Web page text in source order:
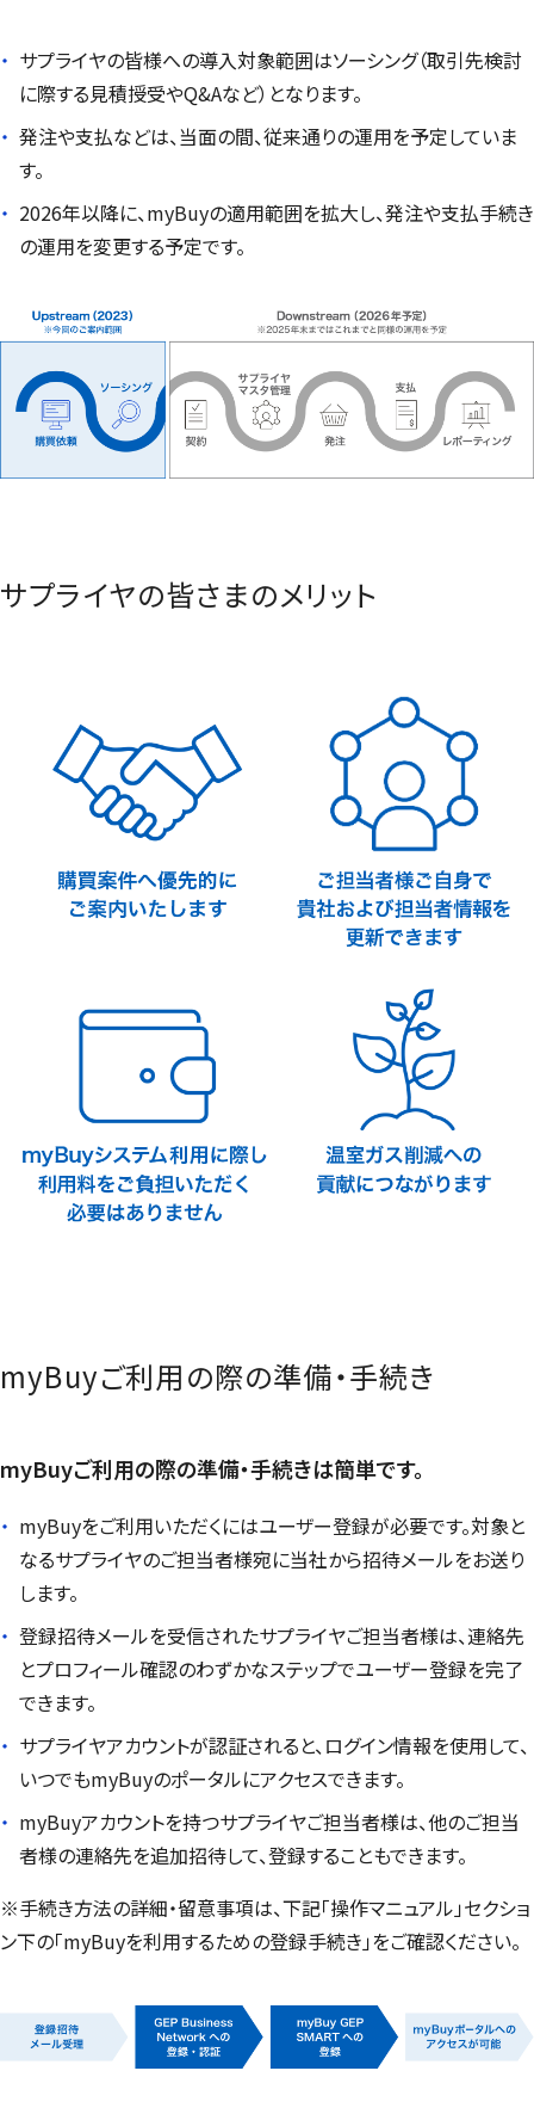
サプライヤの皆様への導入対象範囲はソーシング（取引先検討
に際する見積授受やQ&Aなど）となります。
発注や支払などは、当面の間、従来通りの運用を予定していま
す。
2026年以降に、myBuyの適用範囲を拡大し、発注や支払手続き
の運用を変更する予定です。
サプライヤの皆さまのメリット
myBuyご利用の際の準備・手続き
myBuyご利用の際の準備・手続きは簡単です。
myBuyをご利用いただくにはユーザー登録が必要です。対象と
なるサプライヤのご担当者様宛に当社から招待メールをお送り
します。
登録招待メールを受信されたサプライヤご担当者様は、連絡先
とプロフィール確認のわずかなステップでユーザー登録を完了
できます。
サプライヤアカウントが認証されると、ログイン情報を使用して、
いつでもmyBuyのポータルにアクセスできます。
myBuyアカウントを持つサプライヤご担当者様は、他のご担当
者様の連絡先を追加招待して、登録することもできます。
※手続き方法の詳細・留意事項は、下記「操作マニュアル」セクショ
ン下の「myBuyを利用するための登録手続き」をご確認ください。